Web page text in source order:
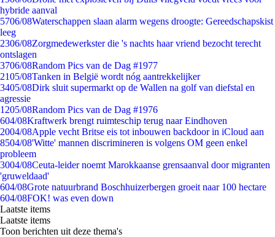
hybride aanval
5706/08Waterschappen slaan alarm wegens droogte: Gereedschapskist
leeg
2306/08Zorgmedewerkster die 's nachts haar vriend bezocht terecht
ontslagen
3706/08Random Pics van de Dag #1977
2105/08Tanken in België wordt nóg aantrekkelijker
3405/08Dirk sluit supermarkt op de Wallen na golf van diefstal en
agressie
1205/08Random Pics van de Dag #1976
604/08Kraftwerk brengt ruimteschip terug naar Eindhoven
2004/08Apple vecht Britse eis tot inbouwen backdoor in iCloud aan
8504/08'Witte' mannen discrimineren is volgens OM geen enkel
probleem
3004/08Ceuta-leider noemt Marokkaanse grensaanval door migranten
'gruweldaad'
604/08Grote natuurbrand Boschhuizerbergen groeit naar 100 hectare
604/08FOK! was even down
Laatste items
Laatste items
Toon berichten uit deze thema's